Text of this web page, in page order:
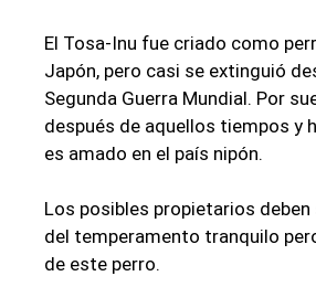
El Tosa-Inu fue criado como
Japón, pero casi se extinguió
Segunda Guerra Mundial. Por
después de aquellos tiempos y
es amado en el país nipón.
Los posibles propietarios
del temperamento tranquilo
de este perro.